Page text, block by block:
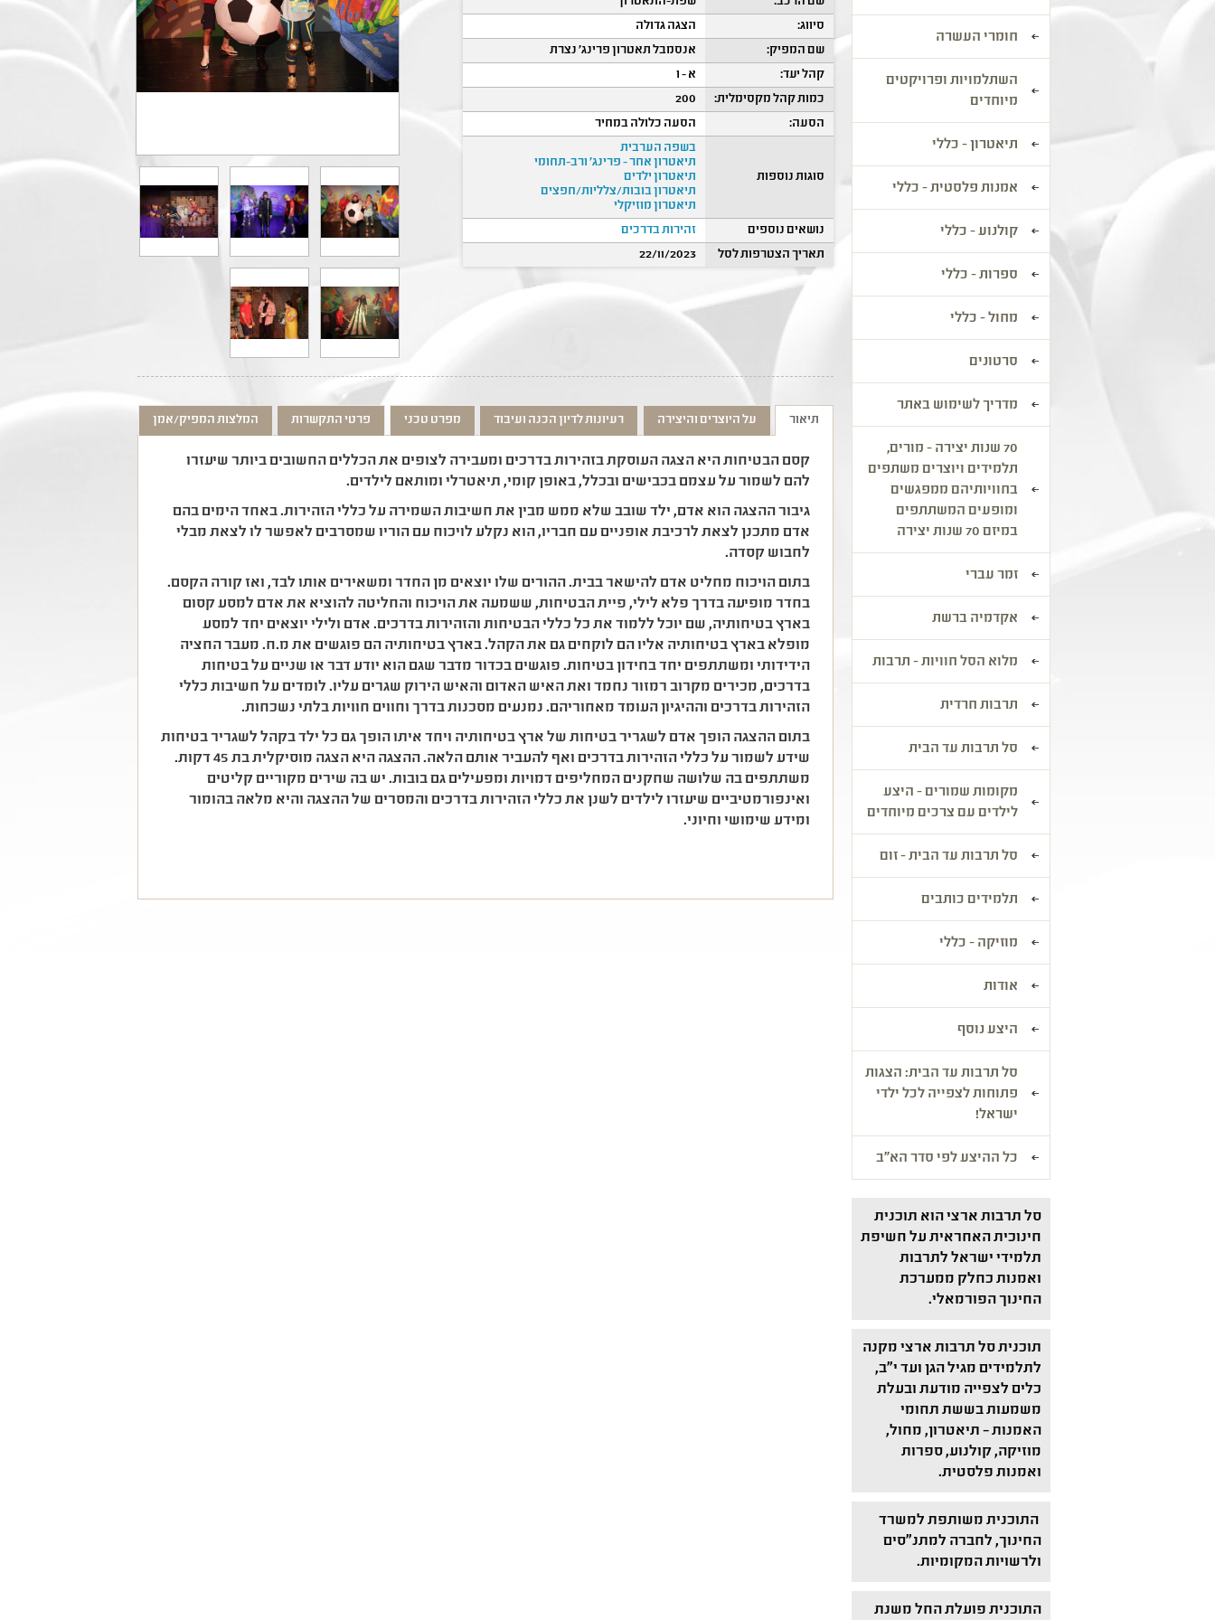
סיווג:
הצגה גדולה
שם המפיק:
אנסמבל תאטרון פרינג' נצרת
קהל יעד:
א - ו
כמות קהל מקסימלית:
200
הסעה:
הסעה כלולה במחיר
סוגות נוספות
בשפה הערבית
תיאטרון אחר - פרינג' ורב-תחומי
תיאטרון ילדים
תיאטרון בובות/צלליות/חפצים
תיאטרון מוזיקלי
נושאים נוספים
זהירות בדרכים
תאריך הצטרפות לסל
22/11/2023
תיאור על היוצרים והיצירה רעיונות לדיון הכנה ועיבוד מפרט טכני פרטי התקשרות המלצות המפיק/אמן
קסם הבטיחות היא הצגה העוסקת בזהירות בדרכים ומעבירה לצופים את הכללים החשובים ביותר שיעזרו
להם לשמור על עצמם בכבישים ובכלל, באופן קומי, תיאטרלי ומותאם לילדים.
גיבור ההצגה הוא אדם, ילד שובב שלא ממש מבין את חשיבות השמירה על כללי הזהירות. באחד הימים בהם
אדם מתכנן לצאת לרכיבת אופניים עם חבריו, הוא נקלע לויכוח עם הוריו שמסרבים לאפשר לו לצאת מבלי
לחבוש קסדה.
בתום הויכוח מחליט אדם להישאר בבית. ההורים שלו יוצאים מן החדר ומשאירים אותו לבד, ואז קורה הקסם.
בחדר מופיעה בדרך פלא לילי, פיית הבטיחות, ששמעה את הויכוח והחליטה להוציא את אדם למסע קסום
בארץ בטיחותיה, שם יוכל ללמוד את כל כללי הבטיחות והזהירות בדרכים. אדם ולילי יוצאים יחד למסע
מופלא בארץ בטיחותיה אליו הם לוקחים גם את הקהל. בארץ בטיחותיה הם פוגשים את מ.ח. מעבר החציה
הידידותי ומשתתפים יחד בחידון בטיחות. פוגשים בכדור מדבר שגם הוא יודע דבר או שניים על בטיחות
בדרכים, מכירים מקרוב רמזור נחמד ואת האיש האדום והאיש הירוק שגרים עליו. לומדים על חשיבות כללי
הזהירות בדרכים וההיגיון העומד מאחוריהם. נמנעים מסכנות בדרך וחווים חוויות בלתי נשכחות.
בתום ההצגה הופך אדם לשגריר בטיחות של ארץ בטיחותיה ויחד איתו הופך גם כל ילד בקהל לשגריר בטיחות
שידע לשמור על כללי הזהירות בדרכים ואף להעביר אותם הלאה. ההצגה היא הצגה מוסיקלית בת 45 דקות.
משתתפים בה שלושה שחקנים המחליפים דמויות ומפעילים גם בובות. יש בה שירים מקוריים קליטים
ואינפורמטיביים שיעזרו לילדים לשנן את כללי הזהירות בדרכים והמסרים של ההצגה והיא מלאה בהומור
ומידע שימושי וחיוני.
חומרי העשרה
השתלמויות ופרויקטים
מיוחדים
תיאטרון - כללי
אמנות פלסטית - כללי
קולנוע - כללי
ספרות - כללי
מחול - כללי
סרטונים
מדריך לשימוש באתר
70 שנות יצירה - מורים,
תלמידים ויוצרים משתפים
בחוויותיהם ממפגשים
ומופעים המשתתפים
במיזם 70 שנות יצירה
זמר עברי
אקדמיה ברשת
מלוא הסל חוויות - תרבות
תרבות חרדית
סל תרבות עד הבית
מקומות שמורים - היצע
לילדים עם צרכים מיוחדים
סל תרבות עד הבית - זום
תלמידים כותבים
מוזיקה - כללי
אודות
היצע נוסף
סל תרבות עד הבית: הצגות
פתוחות לצפייה לכל ילדי
ישראל!
כל ההיצע לפי סדר הא"ב
סל תרבות ארצי הוא תוכנית
חינוכית האחראית על חשיפת
תלמידי ישראל לתרבות
ואמנות כחלק ממערכת
החינוך הפורמאלי.
תוכנית סל תרבות ארצי מקנה
לתלמידים מגיל הגן ועד י"ב,
כלים לצפייה מודעת ובעלת
משמעות בששת תחומי
האמנות – תיאטרון, מחול,
מוזיקה, קולנוע, ספרות
ואמנות פלסטית.
התוכנית משותפת למשרד
החינוך, לחברה למתנ"סים
ולרשויות המקומיות.
התוכנית פועלת החל משנת